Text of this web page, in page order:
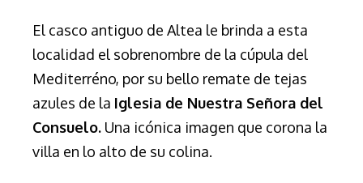
El casco antiguo de Altea le brinda a esta
localidad el sobrenombre de la cúpula del
Mediterréno, por su bello remate de tejas
azules de la Iglesia de Nuestra Señora del
Consuelo. Una icónica imagen que corona la
villa en lo alto de su colina.